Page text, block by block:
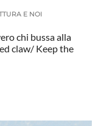
E NOI
chi bussa alla
claw/ Keep the